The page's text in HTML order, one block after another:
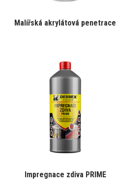
Malířská akrylátová penetrace
Impregnace zdiva PRIME